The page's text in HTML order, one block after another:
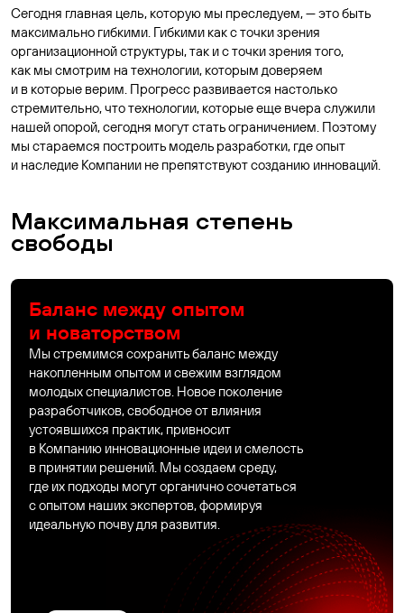
Сегодня главная цель, которую мы преследуем, — это быть
максимально гибкими. Гибкими как с точки зрения
организационной структуры, так и с точки зрения того,
как мы смотрим на технологии, которым доверяем
и в которые верим. Прогресс развивается настолько
стремительно, что технологии, которые еще вчера служили
нашей опорой, сегодня могут стать ограничением. Поэтому
мы стараемся построить модель разработки, где опыт
и наследие Компании не препятствуют созданию инноваций.
Максимальная степень
свободы
Баланс между опытом
и новаторством
Мы стремимся сохранить баланс между
накопленным опытом и свежим взглядом
молодых специалистов. Новое поколение
разработчиков, свободное от влияния
устоявшихся практик, привносит
в Компанию инновационные идеи и смелость
в принятии решений. Мы создаем среду,
где их подходы могут органично сочетаться
с опытом наших экспертов, формируя
идеальную почву для развития.